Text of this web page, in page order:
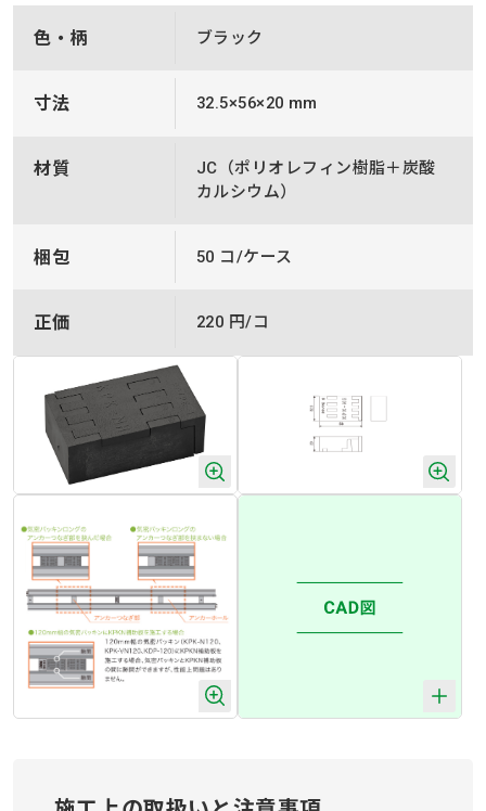
色・柄 ブラック
寸法 32.5×56×20 mm
材質
JC（ポリオレフィン樹脂＋炭酸
カルシウム）
梱包 50 コ/ケース
正価 220 円/コ